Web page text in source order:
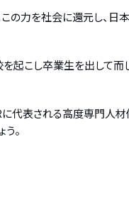
力を社会に還元し、
こし卒業生を出して而
代表される高度専門人
。